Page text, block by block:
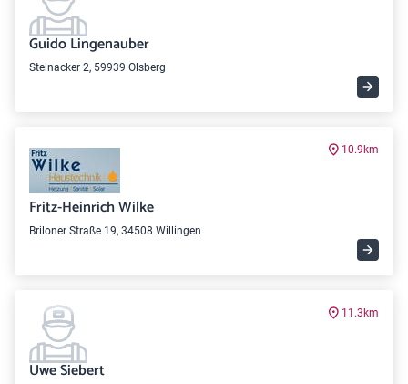
Guido Lingenauber
Steinacker 2, 59939 Olsberg
10.9km
Fritz-Heinrich Wilke
Briloner Straße 19, 34508 Willingen
11.3km
Uwe Siebert